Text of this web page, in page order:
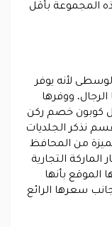
المجموعة بأقل
لأنه يوفر
ووفرها
كوبون خصم ركن
نذكر الجلديات
من المحافظ
التجارية
الموقع بأنها
سعرها الرائع